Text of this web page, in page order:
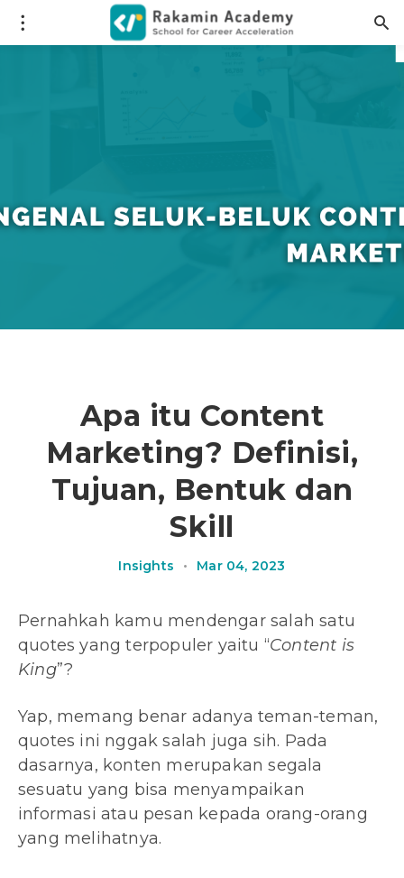
Apa itu Content
Marketing? Definisi,
Tujuan, Bentuk dan
Skill
Insights • Mar 04, 2023
Pernahkah kamu mendengar salah satu
quotes yang terpopuler yaitu “Content is
King”?
Yap, memang benar adanya teman-teman,
quotes ini nggak salah juga sih. Pada
dasarnya, konten merupakan segala
sesuatu yang bisa menyampaikan
informasi atau pesan kepada orang-orang
yang melihatnya.